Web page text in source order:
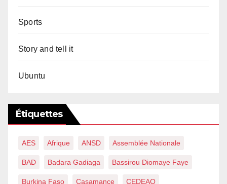
Sports
Story and tell it
Ubuntu
Étiquettes
AES Afrique ANSD Assemblée Nationale
BAD Badara Gadiaga Bassirou Diomaye Faye
Burkina Faso Casamance CEDEAO